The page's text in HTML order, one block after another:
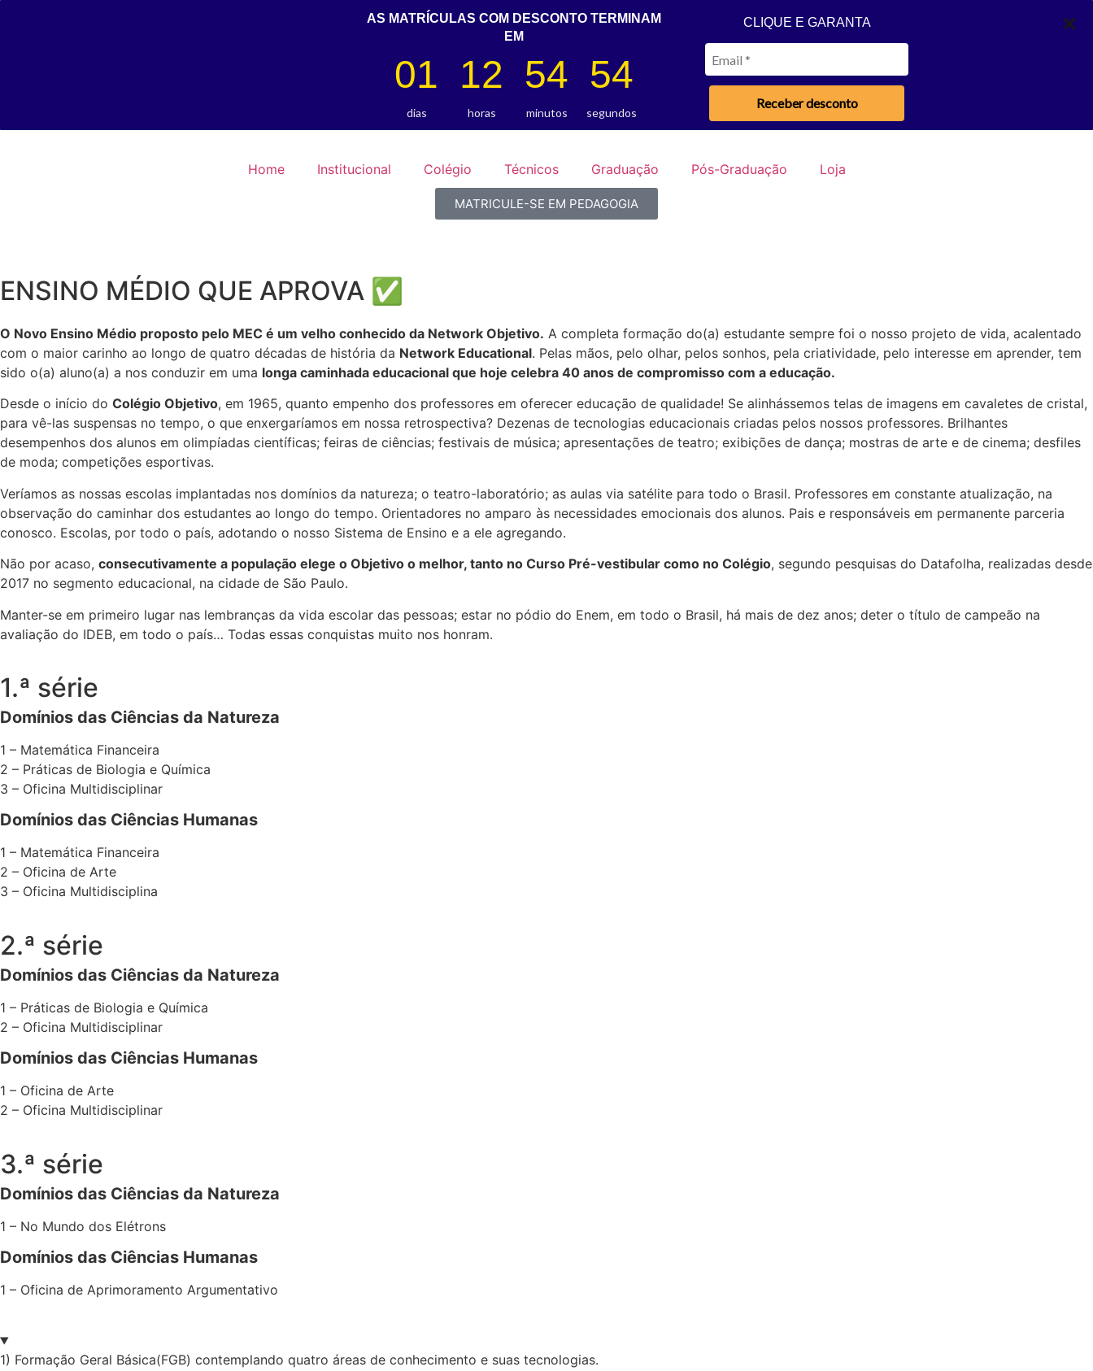
AS MATRÍCULAS COM DESCONTO TERMINAM
EM
01
dias
12
horas
54
minutos
53
segundos
CLIQUE E GARANTA
Receber desconto
Av. Ampélio Gazzetta, 200 - Lopes Iglesias, Nova Odessa - SP, 13385-510 (19) 34767676
Home Institucional Colégio Técnicos Graduação Pós-Graduação Loja
MATRICULE-SE EM PEDAGOGIA
ENSINO MÉDIO QUE APROVA ✅
O Novo Ensino Médio proposto pelo MEC é um velho conhecido da Network Objetivo. A completa formação do(a) estudante sempre foi o nosso projeto de vida, acalentado
com o maior carinho ao longo de quatro décadas de história da Network Educational. Pelas mãos, pelo olhar, pelos sonhos, pela criatividade, pelo interesse em aprender, tem
sido o(a) aluno(a) a nos conduzir em uma longa caminhada educacional que hoje celebra 40 anos de compromisso com a educação.
Desde o início do Colégio Objetivo, em 1965, quanto empenho dos professores em oferecer educação de qualidade! Se alinhássemos telas de imagens em cavaletes de cristal,
para vê-las suspensas no tempo, o que enxergaríamos em nossa retrospectiva? Dezenas de tecnologias educacionais criadas pelos nossos professores. Brilhantes
desempenhos dos alunos em olimpíadas científicas; feiras de ciências; festivais de música; apresentações de teatro; exibições de dança; mostras de arte e de cinema; desfiles
de moda; competições esportivas.
Veríamos as nossas escolas implantadas nos domínios da natureza; o teatro-laboratório; as aulas via satélite para todo o Brasil. Professores em constante atualização, na
observação do caminhar dos estudantes ao longo do tempo. Orientadores no amparo às necessidades emocionais dos alunos. Pais e responsáveis em permanente parceria
conosco. Escolas, por todo o país, adotando o nosso Sistema de Ensino e a ele agregando.
Não por acaso, consecutivamente a população elege o Objetivo o melhor, tanto no Curso Pré-vestibular como no Colégio, segundo pesquisas do Datafolha, realizadas desde
2017 no segmento educacional, na cidade de São Paulo.
Manter-se em primeiro lugar nas lembranças da vida escolar das pessoas; estar no pódio do Enem, em todo o Brasil, há mais de dez anos; deter o título de campeão na
avaliação do IDEB, em todo o país… Todas essas conquistas muito nos honram.
1.ª série
Domínios das Ciências da Natureza
1 – Matemática Financeira
2 – Práticas de Biologia e Química
3 – Oficina Multidisciplinar
Domínios das Ciências Humanas
1 – Matemática Financeira
2 – Oficina de Arte
3 – Oficina Multidisciplina
2.ª série
Domínios das Ciências da Natureza
1 – Práticas de Biologia e Química
2 – Oficina Multidisciplinar
Domínios das Ciências Humanas
1 – Oficina de Arte
2 – Oficina Multidisciplinar
3.ª série
Domínios das Ciências da Natureza
1 – No Mundo dos Elétrons
Domínios das Ciências Humanas
1 – Oficina de Aprimoramento Argumentativo
1) Formação Geral Básica(FGB) contemplando quatro áreas de conhecimento e suas tecnologias.